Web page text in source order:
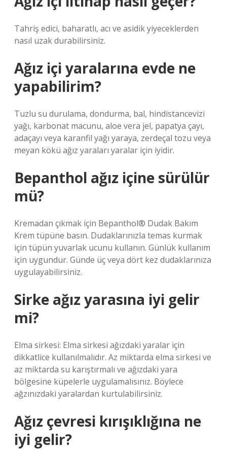
Tahriş edici, baharatlı, acı ve asidik yiyeceklerden
nasıl uzak durabilirsiniz.
Ağız içi yaralarına evde ne
yapabilirim?
Tuzlu su durulama, dondurma, bal, hindistancevizi
yağı, karbonat macunu, aloe vera jel, papatya çayı,
adaçayı veya karanfil yağı yaraya, zerdeçal tozu veya
meyan kökü ağız yaraları yaralar için iyidir.
Bepanthol ağız içine sürülür
mü?
Kremadan çıkmak için Bepanthol® Dudak Bakım
Krem tüpüne basın. Dudaklarınızla temas kurmak
için tüpün yuvarlak ucunu kullanın. Günlük kullanım
için uygundur. Günde üç veya dört kez dudaklarınıza
uygulayabilirsiniz.
Sirke ağız yarasına iyi gelir
mi?
Elma sirkesi: Elma sirkesi ağızdaki yaralar için
dikkatlice kullanılmalıdır. Az miktarda elma sirkesi ve
az miktarda su karıştırmalı ve ağızdaki yara
bölgesine küpelerle uygulamalısınız. Böylece
ağzınızdaki yaralardan kurtulabilirsiniz.
Ağız çevresi kırışıklığına ne
iyi gelir?